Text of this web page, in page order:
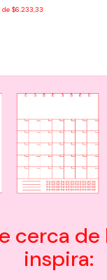
$6.233,33
cerca de
inspira: